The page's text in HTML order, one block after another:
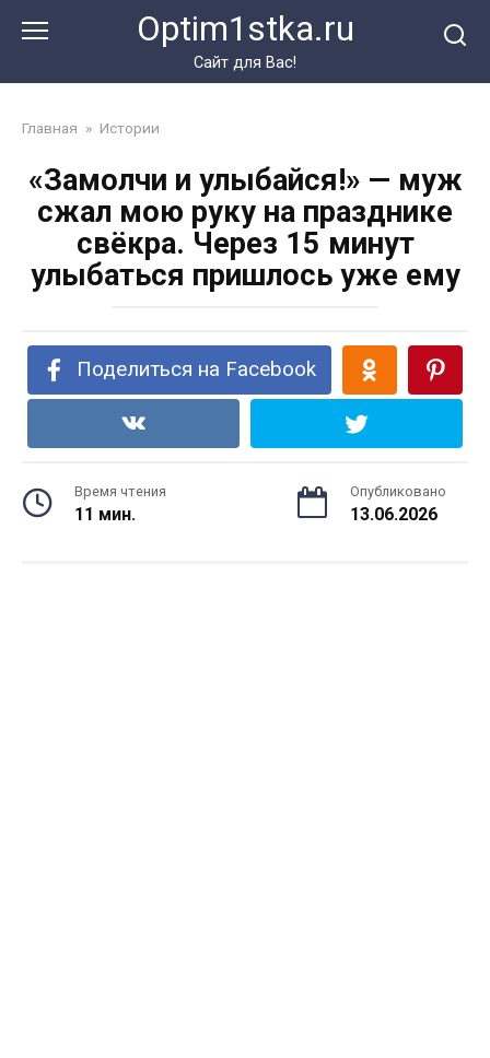
Optim1stka.ru
Сайт для Вас!
Главная » Истории
«Замолчи и улыбайся!» — муж
сжал мою руку на празднике
свёкра. Через 15 минут
улыбаться пришлось уже ему
Поделиться на Facebook
Время чтения
11 мин.
Опубликовано
13.06.2026